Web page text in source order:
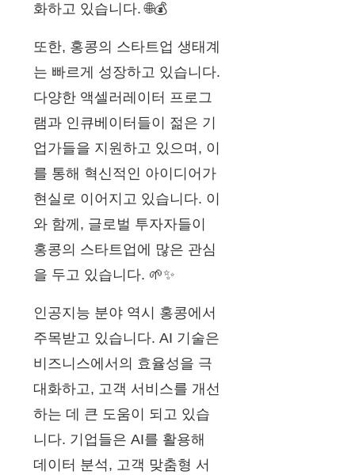
화하고 있습니다. 🌐💰
또한, 홍콩의 스타트업 생태계
는 빠르게 성장하고 있습니다.
다양한 액셀러레이터 프로그
램과 인큐베이터들이 젊은 기
업가들을 지원하고 있으며, 이
를 통해 혁신적인 아이디어가
현실로 이어지고 있습니다. 이
와 함께, 글로벌 투자자들이
홍콩의 스타트업에 많은 관심
을 두고 있습니다. 🌱✨
인공지능 분야 역시 홍콩에서
주목받고 있습니다. AI 기술은
비즈니스에서의 효율성을 극
대화하고, 고객 서비스를 개선
하는 데 큰 도움이 되고 있습
니다. 기업들은 AI를 활용해
데이터 분석, 고객 맞춤형 서